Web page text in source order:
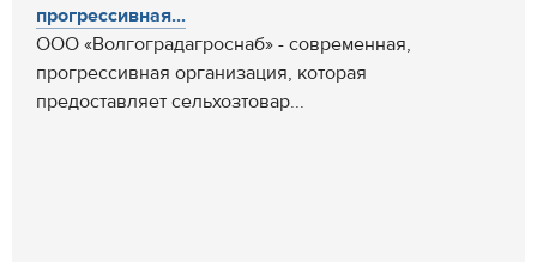
прогрессивная...
ООО «Волгоградагроснаб» - современная,
прогрессивная организация, которая
предоставляет сельхозтовар...